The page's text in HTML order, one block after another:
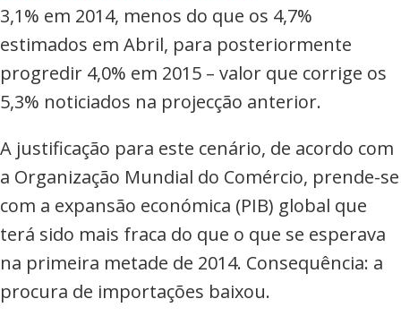
3,1% em 2014, menos do que os 4,7%
estimados em Abril, para posteriormente
progredir 4,0% em 2015 – valor que corrige os
5,3% noticiados na projecção anterior.
A justificação para este cenário, de acordo com
a Organização Mundial do Comércio, prende-se
com a expansão económica (PIB) global que
terá sido mais fraca do que o que se esperava
na primeira metade de 2014. Consequência: a
procura de importações baixou.